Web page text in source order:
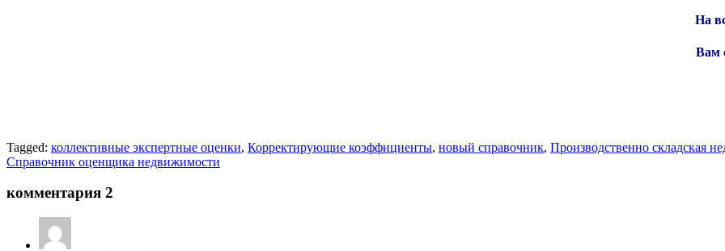
На
Вам
Tagged: коллективные экспертные оценки, Корректирующие коэффициенты, новый справочник, Производственно складская
Справочник оценщика недвижимости
комментария 2